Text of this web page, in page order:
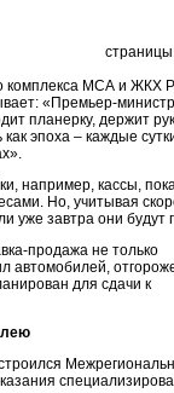
комплекса МСА и ЖКХ
«Премьер-министр
планерку, держит
эпоха – каждые
например, кассы,
Но, учитывая
уже завтра они будут
продажа не только
автомобилей,
для сдачи к